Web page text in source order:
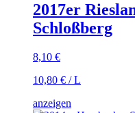
2017er
Schloßberg
8,10 €
10,80 € /L
anzeigen